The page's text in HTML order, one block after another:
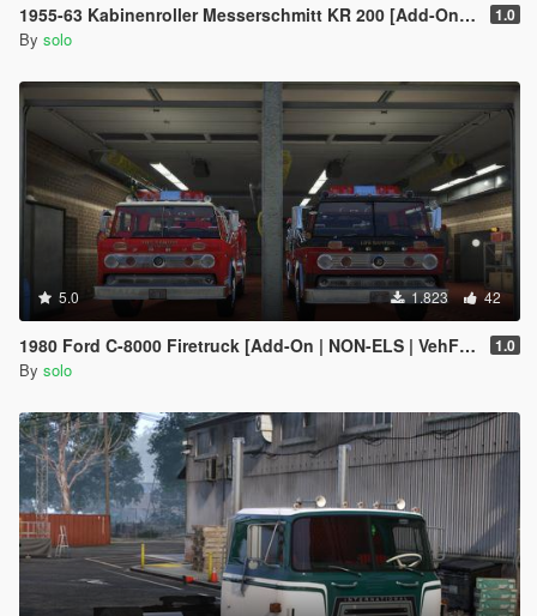
1955-63 Kabinenroller Messerschmitt KR 200 [Add-On / Replace | Animated | Extras] 1.0
By solo
5.0 1.823 42
1980 Ford C-8000 Firetruck [Add-On | NON-ELS | VehFuncs V | Template] 1.0
By solo